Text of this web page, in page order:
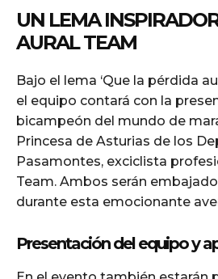
UN LEMA
AURAL TEAM
Bajo el lema ‘Que la pérdida
el equipo contará con la
bicampeón del mundo de
Princesa de Asturias de los
Pasamontes, exciclista
Team. Ambos serán
durante esta emocionante
Presentación del equipo y